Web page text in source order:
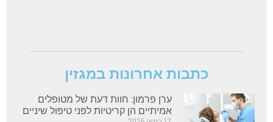
כתבות אחרונות במגזין
ערן פרמון: חוות דעת של מטופלים
אמיתיים הן קריטיות לפני טיפול שיניים